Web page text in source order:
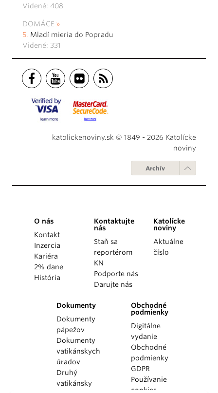
Videné: 408
DOMÁCE
Mladí mieria do Popradu
Videné: 331
katolickenoviny.sk © 1849 - 2026 Katolícke
noviny
Archív
O nás
Kontakt
Inzercia
Kariéra
2% dane
História
Kontaktujte
nás
Staň sa
reportérom
KN
Podporte nás
Darujte nás
Katolícke
noviny
Aktuálne
číslo
Dokumenty
Dokumenty
pápežov
Dokumenty
vatikánskych
úradov
Druhý
vatikánsky
Obchodné
podmienky
Digitálne
vydanie
Obchodné
podmienky
GDPR
Používanie
cookies